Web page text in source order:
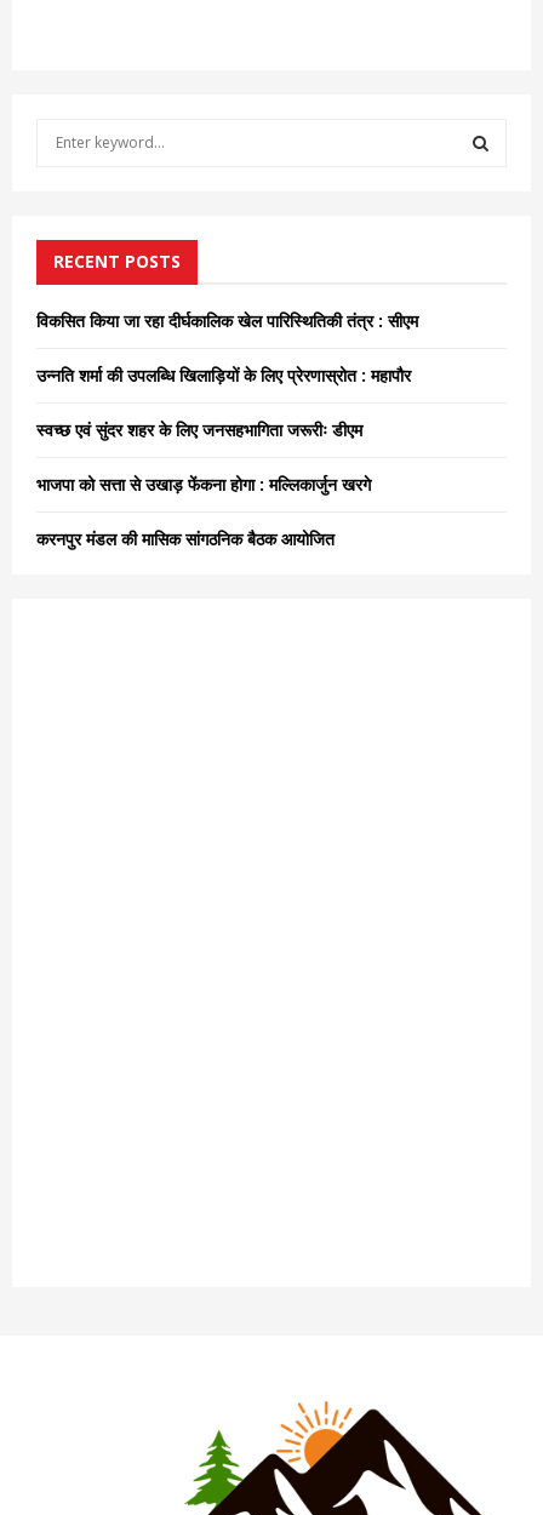
f
o
r
RECENT POSTS
विकसित किया जा रहा दीर्घकालिक खेल पारिस्थितिकी तंत्र : सीएम
उन्नति शर्मा की उपलब्धि खिलाड़ियों के लिए प्रेरणास्रोत : महापौर
स्वच्छ एवं सुंदर शहर के लिए जनसहभागिता जरूरीः डीएम
भाजपा को सत्ता से उखाड़ फेंकना होगा : मल्लिकार्जुन खरगे
करनपुर मंडल की मासिक सांगठनिक बैठक आयोजित